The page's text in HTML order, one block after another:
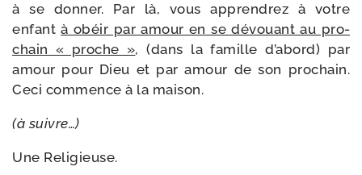
à se don­ner. Par là, vous appren­drez à votre
enfantà obéir par amour en se dévouant au pro­
chain « proche », (dans la famille d’a­bord) par
amour pour Dieu et par amour de son pro­chain.
Ceci com­mence à la maison.
(à suivre…)
Une Religieuse.